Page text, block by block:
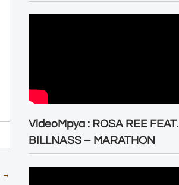
→
VideoMpya : ROSA REE FEAT.
BILLNASS – MARATHON